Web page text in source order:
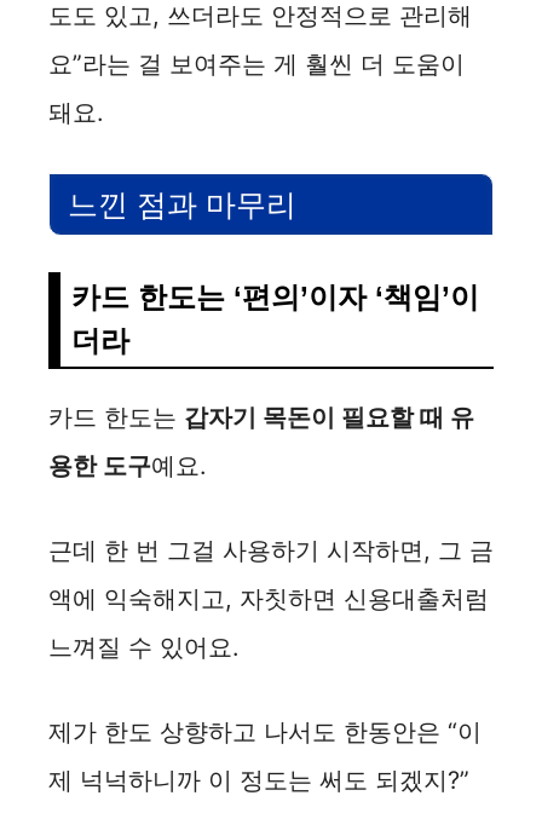
도도 있고, 쓰더라도 안정적으로 관리해
요”라는 걸 보여주는 게 훨씬 더 도움이
돼요.
느낀 점과 마무리
카드 한도는 ‘편의’이자 ‘책임’이
더라
카드 한도는 갑자기 목돈이 필요할 때 유
용한 도구예요.
근데 한 번 그걸 사용하기 시작하면, 그 금
액에 익숙해지고, 자칫하면 신용대출처럼
느껴질 수 있어요.
제가 한도 상향하고 나서도 한동안은 “이
제 넉넉하니까 이 정도는 써도 되겠지?”